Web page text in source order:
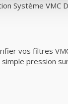
Système VMC
vos filtres
pression